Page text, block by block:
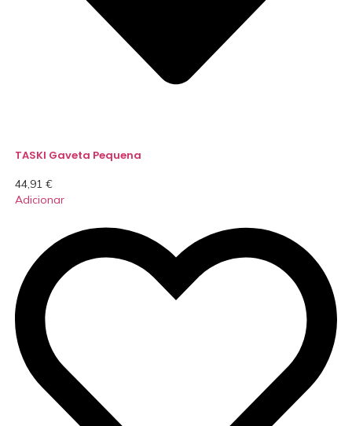
TASKI Gaveta Pequena
44,91 €
Adicionar